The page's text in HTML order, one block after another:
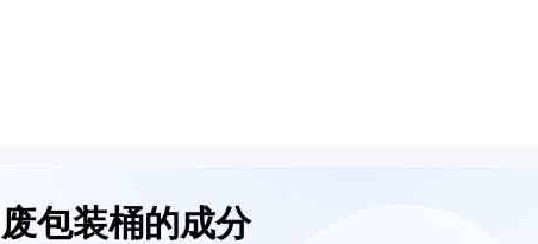
废包装桶的成分